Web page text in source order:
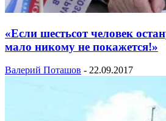
«Если шестьсот человек
мало никому не покажется!»
Валерий Поташов - 22.09.2017